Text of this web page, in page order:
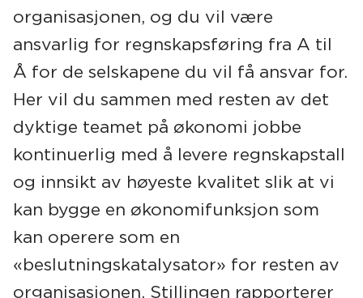
organisasjonen, og du vil være
ansvarlig for regnskapsføring fra A til
Å for de selskapene du vil få ansvar for.
Her vil du sammen med resten av det
dyktige teamet på økonomi jobbe
kontinuerlig med å levere regnskapstall
og innsikt av høyeste kvalitet slik at vi
kan bygge en økonomifunksjon som
kan operere som en
«beslutningskatalysator» for resten av
organisasjonen. Stillingen rapporterer